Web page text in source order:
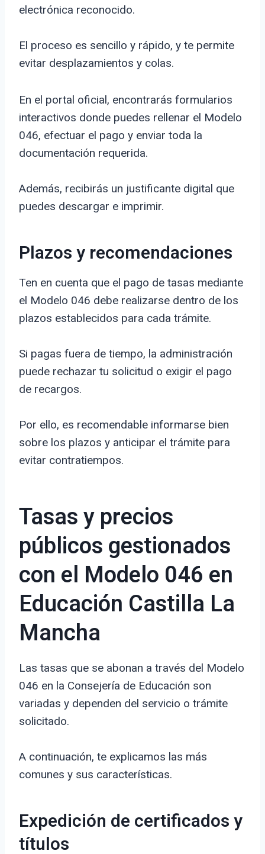
electrónica reconocido.
El proceso es sencillo y rápido, y te permite
evitar desplazamientos y colas.
En el portal oficial, encontrarás formularios
interactivos donde puedes rellenar el Modelo
046, efectuar el pago y enviar toda la
documentación requerida.
Además, recibirás un justificante digital que
puedes descargar e imprimir.
Plazos y recomendaciones
Ten en cuenta que el pago de tasas mediante
el Modelo 046 debe realizarse dentro de los
plazos establecidos para cada trámite.
Si pagas fuera de tiempo, la administración
puede rechazar tu solicitud o exigir el pago
de recargos.
Por ello, es recomendable informarse bien
sobre los plazos y anticipar el trámite para
evitar contratiempos.
Tasas y precios
públicos gestionados
con el Modelo 046 en
Educación Castilla La
Mancha
Las tasas que se abonan a través del Modelo
046 en la Consejería de Educación son
variadas y dependen del servicio o trámite
solicitado.
A continuación, te explicamos las más
comunes y sus características.
Expedición de certificados y
títulos